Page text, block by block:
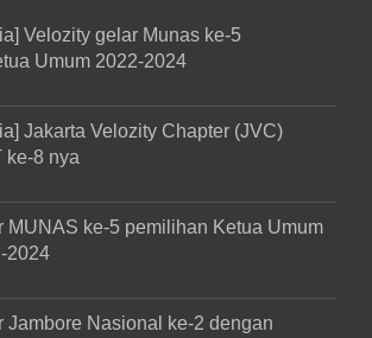
Velozity gelar Munas ke-5
Umum 2022-2024
Jakarta Velozity Chapter (JVC)
ke-8 nya
MUNAS ke-5 pemilihan Ketua Umum
2024
Jambore Nasional ke-2 dengan